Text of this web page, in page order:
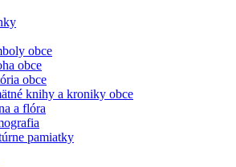
obce
obce
obce
knihy a kroniky obce
a flóra
pamiatky